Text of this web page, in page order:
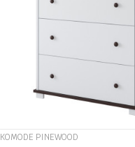
KOMODE PINEWOOD